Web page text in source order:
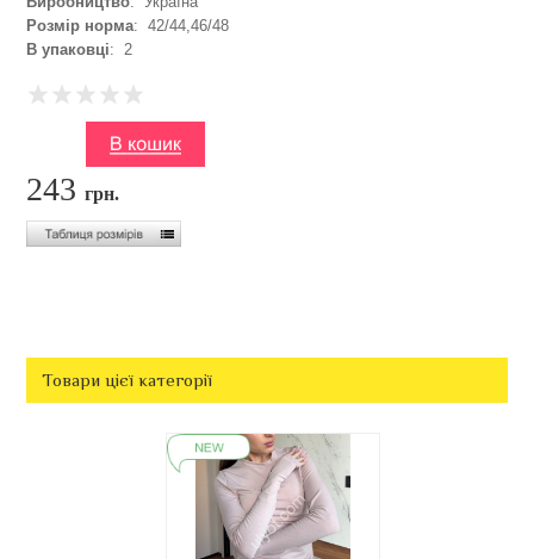
Розмір норма: 42/44,46/48
В упаковці: 2
243грн.
Товари цієї категорії